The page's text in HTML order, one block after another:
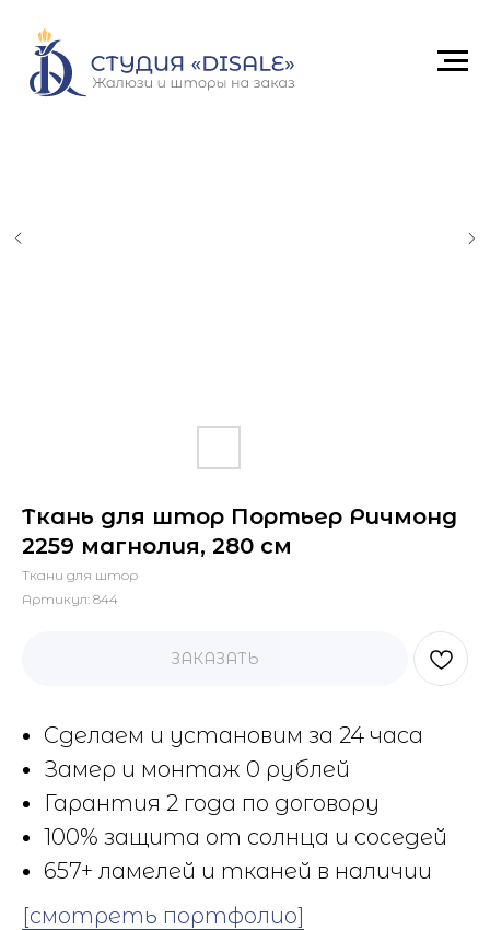
Ткань для штор Портьер Ричмонд
2259 магнолия, 280 см
Ткани для штор
Артикул: 844
ЗАКАЗАТЬ
Сделаем и установим за 24 часа
Замер и монтаж 0 рублей
Гарантия 2 года по договору
100% защита от солнца и соседей
657+ ламелей и тканей в наличии
[смотреть портфолио]